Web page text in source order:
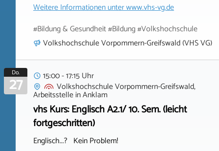
Weitere Informationen unterwww.vhs-vg.de
#Bildung & Gesundheit #Bildung #Volkshochschule
Volkshochschule Vorpommern-Greifswald (VHS VG)
Do.
27
15:00 - 17:15 Uhr
Volkshochschule Vorpommern-Greifswald,
ArbeitsstelleinAnklam
vhs Kurs: Englisch A2.1/ 10. Sem. (leicht
fortgeschritten)
Englisch...? Kein Problem!